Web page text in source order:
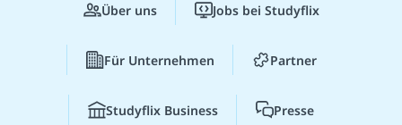
Über uns Jobs bei Studyflix
Für Unternehmen Partner
Studyflix Business Presse